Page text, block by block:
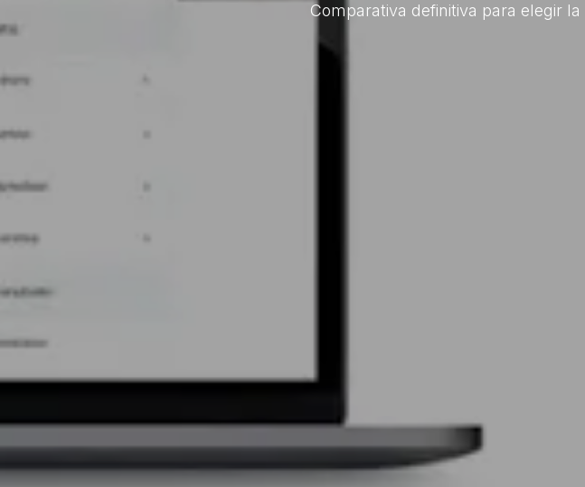
Comparativa definitiva para elegir